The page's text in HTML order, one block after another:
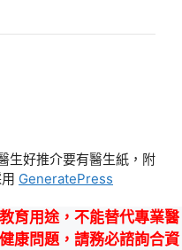
生好推介要有醫生紙，附
GeneratePress
育用途，不能替代專業醫
康問題，請務必諮詢合資